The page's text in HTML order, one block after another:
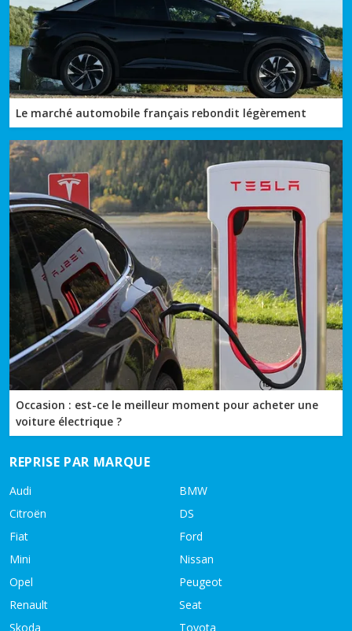
Le marché automobile français rebondit légèrement
Occasion : est-ce le meilleur moment pour acheter une
voiture électrique ?
REPRISE PAR MARQUE
Audi
BMW
Citroën
DS
Fiat
Ford
Mini
Nissan
Opel
Peugeot
Renault
Seat
Skoda
Toyota